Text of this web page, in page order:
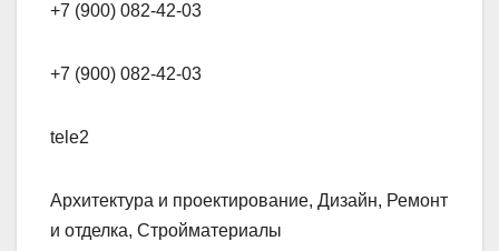
+7 (900) 082-42-03
+7 (900) 082-42-03
tele2
Архитектура и проектирование, Дизайн, Ремонт
и отделка, Стройматериалы